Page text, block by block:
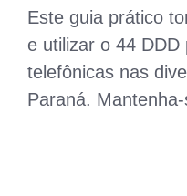
Este guia prático
e utilizar o 44
telefônicas nas
Paraná.